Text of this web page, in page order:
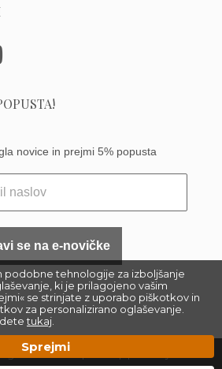
podobne tehnologije za izboljšanje
ki je prilagojeno vašim
se strinjate z uporabo piškotkov in
za personalizirano oglaševanje.
tukaj
Sprejmi
novice in prejmi 5% popusta
se na e-novičke
Plants d.o.o.